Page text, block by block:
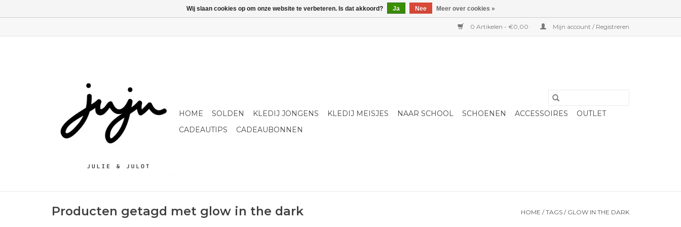
0 Artikelen - €0,00 Mijn account / Registreren
HOME SOLDEN KLEDIJ JONGENS KLEDIJ MEISJES NAAR SCHOOL SCHOENEN ACCESSOIRES
OUTLET
CADEAUTIPS
CADEAUBONNEN
Producten getagd met glow in the dark HOME /TAGS / GLOW IN THE DARK
Wij slaan cookies op om onze website te verbeteren. Is dat akkoord? Ja Nee Meer over cookies »